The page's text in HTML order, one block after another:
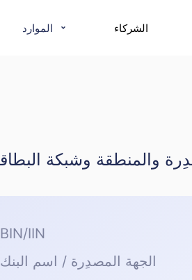
الموارد الشركاء
BIN/IIN
الجهة المصدِرة / اسم البنك